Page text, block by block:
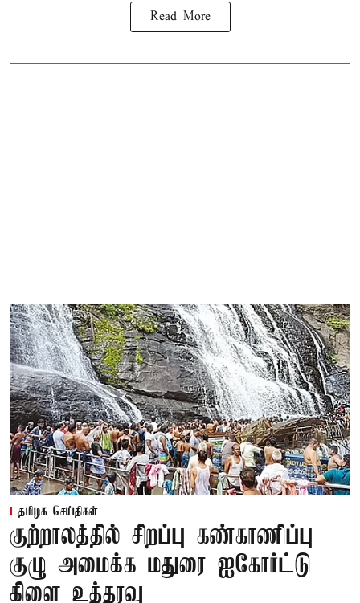
Read More
தமிழக செய்திகள்
குற்றாலத்தில் சிறப்பு கண்காணிப்பு
குழு அமைக்க மதுரை ஐகோர்ட்டு
கிளை உத்தரவு